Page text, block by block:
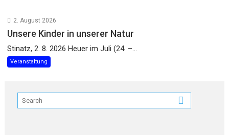
2. August 2026
Unsere Kinder in unserer Natur
Stinatz, 2. 8. 2026 Heuer im Juli (24. –...
Veranstaltung